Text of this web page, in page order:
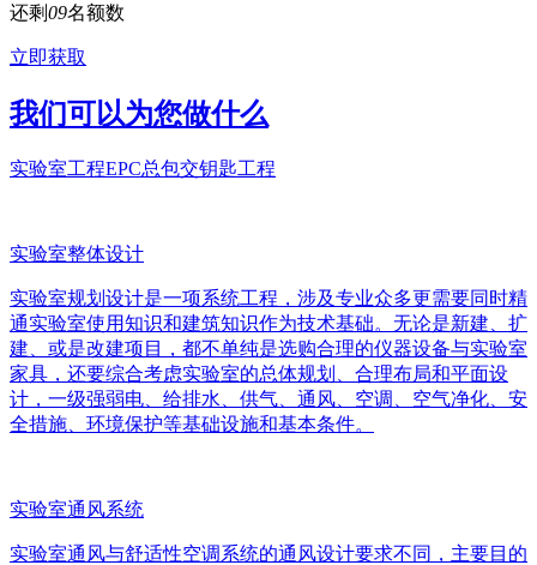
还剩09名额数
立即获取
我们可以为您做什么
实验室工程EPC总包交钥匙工程
实验室整体设计
实验室规划设计是一项系统工程，涉及专业众多更需要同时精
通实验室使用知识和建筑知识作为技术基础。无论是新建、扩
建、或是改建项目，都不单纯是选购合理的仪器设备与实验室
家具，还要综合考虑实验室的总体规划、合理布局和平面设
计，一级强弱电、给排水、供气、通风、空调、空气净化、安
全措施、环境保护等基础设施和基本条件。
实验室通风系统
实验室通风与舒适性空调系统的通风设计要求不同，主要目的